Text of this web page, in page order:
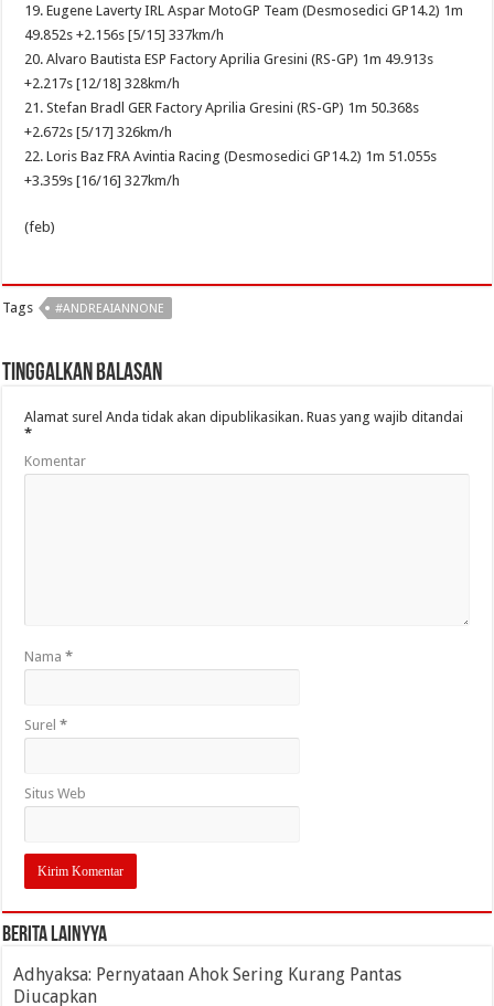
19. Eugene Laverty IRL Aspar MotoGP Team (Desmosedici GP14.2) 1m
49.852s +2.156s [5/15] 337km/h
20. Alvaro Bautista ESP Factory Aprilia Gresini (RS-GP) 1m 49.913s
+2.217s [12/18] 328km/h
21. Stefan Bradl GER Factory Aprilia Gresini (RS-GP) 1m 50.368s
+2.672s [5/17] 326km/h
22. Loris Baz FRA Avintia Racing (Desmosedici GP14.2) 1m 51.055s
+3.359s [16/16] 327km/h
(feb)
Tags #ANDREAIANNONE
Tinggalkan Balasan
Alamat surel Anda tidak akan dipublikasikan. Ruas yang wajib ditandai
*
Komentar
Nama*
Surel*
Situs Web
Berita Lainyya
Adhyaksa: Pernyataan Ahok Sering Kurang Pantas
Diucapkan